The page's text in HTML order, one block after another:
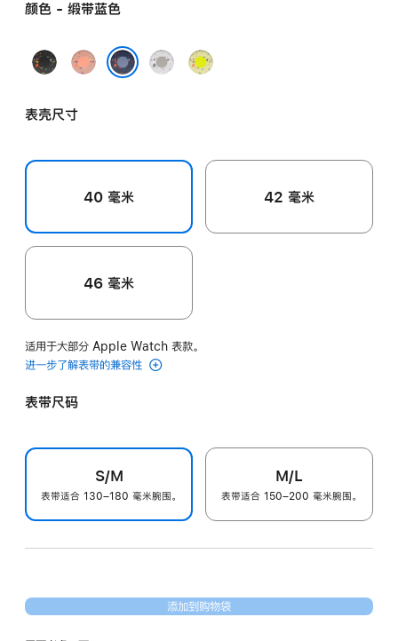
颜色 - 缎带蓝色
午
黑
山
粉
朦
荧
表壳尺寸
40 毫米 42 毫米
46 毫米
适用于大部分 Apple Watch 表款。
进一步了解表带的兼容性
表带尺码
S/M
表带适合 130–180 毫米腕围。
M/L
表带适合 150–200 毫米腕围。
添加到购物袋